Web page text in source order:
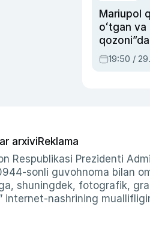
Mariupol
oʻtgan va
qahramon
armiyasi
19:50 /
arxiviReklama
Respublikasi Prezidenti
sonli guvohnoma bilan
shuningdek, fotografik,
internet-nashrining